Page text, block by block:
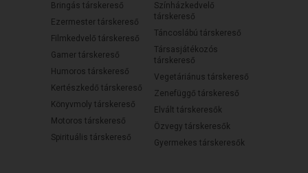
Bringás társkereső
Ezermester társkereső
Filmkedvelő társkereső
Gamer társkereső
Humoros társkereső
Kertészkedő társkereső
Könyvmoly társkereső
Motoros társkereső
Spirituális társkereső
Színházkedvelő
társkereső
Táncoslábú társkereső
Társasjátékozós
társkereső
Vegetáriánus társkereső
Zenefüggő társkereső
Elvált társkeresők
Özvegy társkeresők
Gyermekes társkeresők